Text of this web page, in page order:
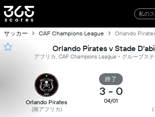
私の
サッカー CAF Champions League Orlando
Orlando Pirates v Stade
アフリカ, CAF Champions League - グループス
Orlando Pirates
(南アフリカ)
終了
3 - 0
04/01
(